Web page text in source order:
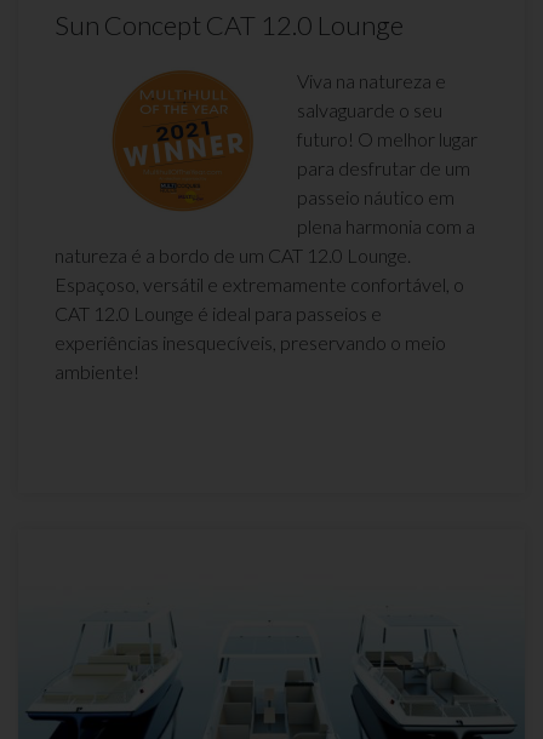
Sun Concept CAT 12.0 Lounge
Viva na natureza e
salvaguarde o seu
futuro! O melhor lugar
para desfrutar de um
passeio náutico em
plena harmonia com a
natureza é a bordo de um CAT 12.0 Lounge.
Espaçoso, versátil e extremamente confortável, o
CAT 12.0 Lounge é ideal para passeios e
experiências inesquecíveis, preservando o meio
ambiente!